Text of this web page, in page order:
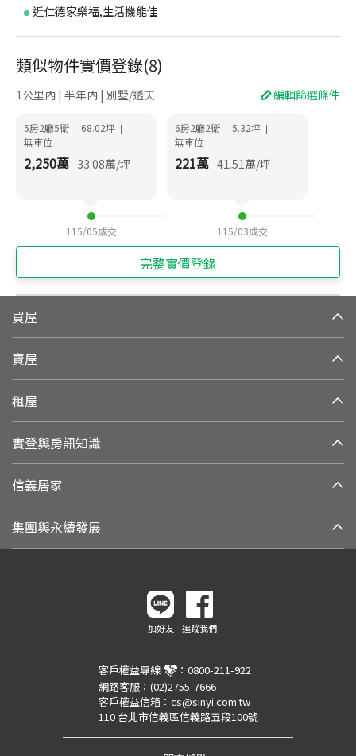
近仁德家樂福,生活機能佳
類似物件實價登錄(8)
1公里內 | 半年內 | 別墅/透天 編輯篩選條件
5房2廳5衛 | 68.02坪 |
無車位
2,250萬 33.08萬/坪
115/05成交
6房2廳2衛 | 5.32坪 |
無車位
221萬 41.51萬/坪
115/03成交
完整實價登錄
買屋
賣屋
租屋
實登與房訊知識
信義居家
集團與永續發展
加好友 追蹤我們
客戶權益專線 ： 0800-211-922
網路客服： (02)2755-7666
客戶權益信箱： cs@sinyi.com.tw
110 台北市信義區信義路五段100號